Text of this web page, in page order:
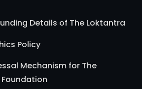
Details of The Loktantra
Policy
Mechanism for The